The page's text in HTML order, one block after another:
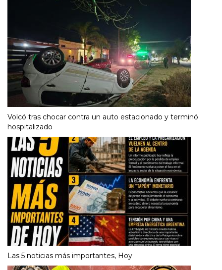
Volcó tras chocar contra un auto estacionado y terminó
hospitalizado
Las 5 noticias más importantes, Hoy